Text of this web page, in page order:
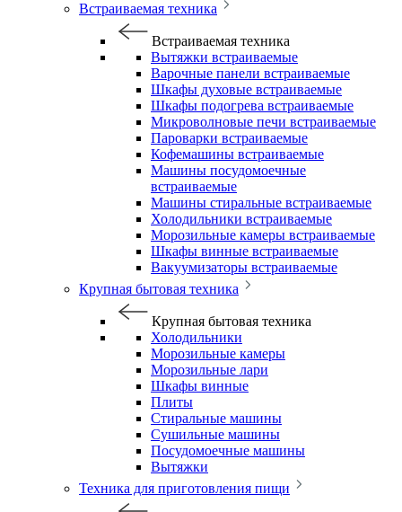
Встраиваемая техника
Встраиваемая техника
Вытяжки встраиваемые
Варочные панели встраиваемые
Шкафы духовые встраиваемые
Шкафы подогрева встраиваемые
Микроволновые печи встраиваемые
Пароварки встраиваемые
Кофемашины встраиваемые
Машины посудомоечные
встраиваемые
Машины стиральные встраиваемые
Холодильники встраиваемые
Морозильные камеры встраиваемые
Шкафы винные встраиваемые
Вакуумизаторы встраиваемые
Крупная бытовая техника
Крупная бытовая техника
Холодильники
Морозильные камеры
Морозильные лари
Шкафы винные
Плиты
Стиральные машины
Сушильные машины
Посудомоечные машины
Вытяжки
Техника для приготовления пищи